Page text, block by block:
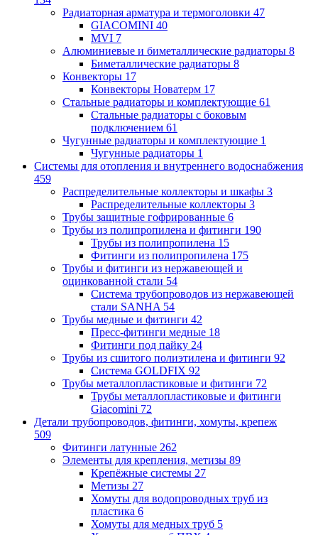
Радиаторная арматура и термоголовки 47
GIACOMINI 40
MVI 7
Алюминиевые и биметаллические радиаторы 8
Биметаллические радиаторы 8
Конвекторы 17
Конвекторы Новатерм 17
Стальные радиаторы и комплектующие 61
Стальные радиаторы с боковым
подключением 61
Чугунные радиаторы и комплектующие 1
Чугунные радиаторы 1
Системы для отопления и внутреннего водоснабжения
459
Распределительные коллекторы и шкафы 3
Распределительные коллекторы 3
Трубы защитные гофрированные 6
Трубы из полипропилена и фитинги 190
Трубы из полипропилена 15
Фитинги из полипропилена 175
Трубы и фитинги из нержавеющей и
оцинкованной стали 54
Система трубопроводов из нержавеющей
стали SANHA 54
Трубы медные и фитинги 42
Пресс-фитинги медные 18
Фитинги под пайку 24
Трубы из сшитого полиэтилена и фитинги 92
Система GOLDFIX 92
Трубы металлопластиковые и фитинги 72
Трубы металлопластиковые и фитинги
Giacomini 72
Детали трубопроводов, фитинги, хомуты, крепеж
509
Фитинги латунные 262
Элементы для крепления, метизы 89
Крепёжные системы 27
Метизы 27
Хомуты для водопроводных труб из
пластика 6
Хомуты для медных труб 5